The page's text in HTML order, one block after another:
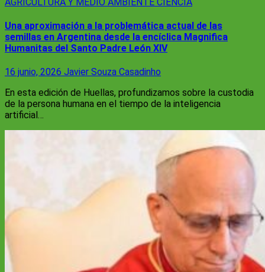
Una aproximación a la problemática actual de las
semillas en Argentina desde la encíclica Magnifica
Humanitas del Santo Padre León XIV
16 junio, 2026 Javier Souza Casadinho
En esta edición de Huellas, profundizamos sobre la custodia
de la persona humana en el tiempo de la inteligencia
artificial…